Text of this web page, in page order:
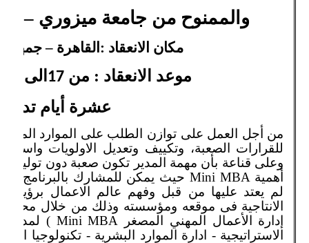
والممنوح من جامعة ميزوري –
مكان الانعقاد :القاهرة –
موعد الانعقاد : من 17 الى
عشرة أيام
من أجل العمل على توازن الطلب على الموارد
للقرارات الصعبة، وتكييف وتعديل الاولويات
وعلى قناعة بأن مهمة المدير تكون صعبة دون توليد
أهمية Mini MBA حيث يمكن للمشارك بالبرنامج
لم يعتد عليها من قبل وفهم عالم الاعمال
الانتاجية فى موقعه ومؤسسته وذلك من خلال
إدارة الأعمال المهني المصغر
Mini MBA ) لمدة 10 أيام تدريبية معتمدةهي :
الاستراتيجية - ادارة الموارد البشرية - تكنولوجيا